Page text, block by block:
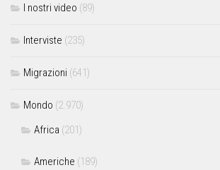
I nostri video (89)
Interviste (235)
Migrazioni (641)
Mondo (2.970)
Africa (201)
Americhe (189)